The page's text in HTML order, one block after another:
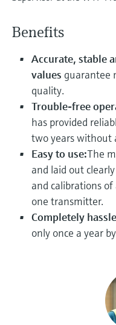
Device Viewer
documentation
Spare parts finder
Find spare parts by product
or serial number
Medição de nível com
Comprar tudo
decisões
Benefits
Accurate, stable
values guarantee
quality.
Trouble-free
has provided
two years without
Easy to use:The
and laid out
and calibrations
one transmitter.
Completely
only once a year